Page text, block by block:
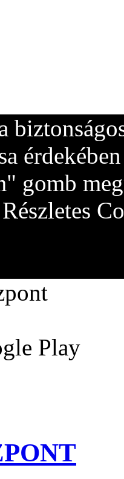
gomb
Részletes
Play